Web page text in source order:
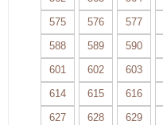
575
576 577
588
589 590
601
602 603
614
615 616
627
628 629